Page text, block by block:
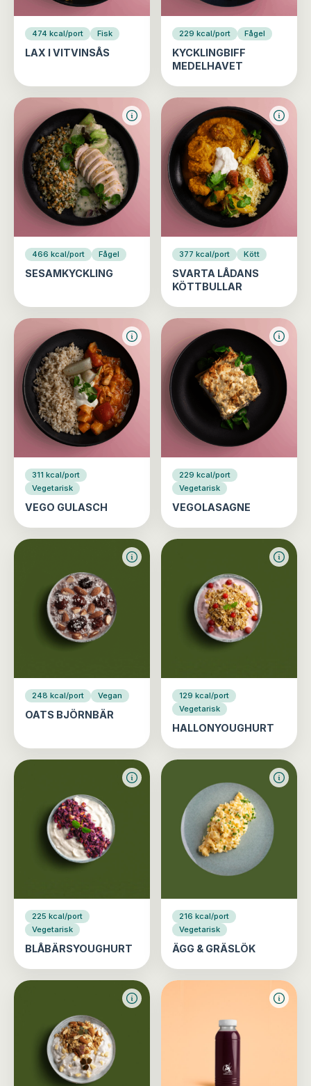
474 kcal/port Fisk
LAX I VITVINSÅS
229 kcal/port Fågel
KYCKLINGBIFF
MEDELHAVET
466 kcal/port Fågel
SESAMKYCKLING
377 kcal/port Kött
SVARTA LÅDANS
KÖTTBULLAR
311 kcal/port
Vegetarisk
VEGO GULASCH
229 kcal/port
Vegetarisk
VEGOLASAGNE
248 kcal/port Vegan
OATS BJÖRNBÄR
129 kcal/port
Vegetarisk
HALLONYOUGHURT
225 kcal/port
Vegetarisk
BLÅBÄRSYOUGHURT
216 kcal/port
Vegetarisk
ÄGG & GRÄSLÖK